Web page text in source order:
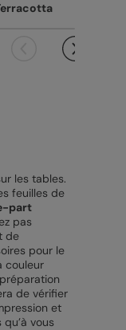
les tables.
feuilles de
part
pas
de
pour le
couleur
de vérifier
et
vous